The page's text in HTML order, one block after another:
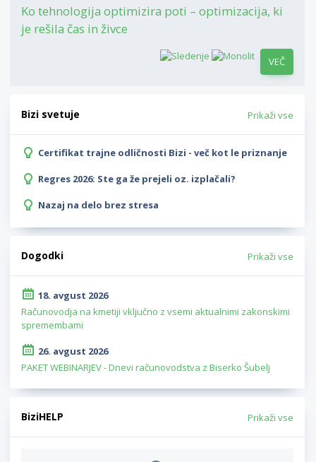
Ko tehnologija optimizira poti – optimizacija, ki
je rešila čas in živce
VEČ
Bizi svetuje Prikaži vse
Certifikat trajne odličnosti Bizi - več kot le priznanje
Regres 2026: Ste ga že prejeli oz. izplačali?
Nazaj na delo brez stresa
Dogodki Prikaži vse
18. avgust 2026
Računovodja na kmetiji vključno z vsemi aktualnimi zakonskimi
spremembami
26. avgust 2026
PAKET WEBINARJEV - Dnevi računovodstva z Biserko Šubelj
BiziHELP Prikaži vse